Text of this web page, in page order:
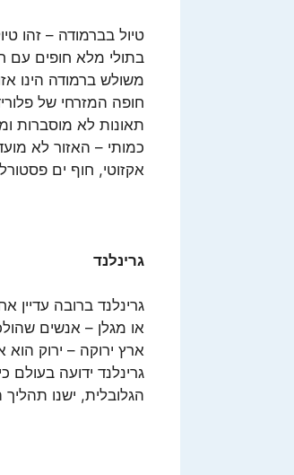
טיול בברמודה – זהו
בתולי מלא חופים עם
משולש ברמודה הינו
חופה המזרחי של
תאונות לא מוסברות
כמותי – האזור לא
אקזוטי, חוף ים
גרינלנד
גרינלנד ברובה עדיין
או מגלן – אנשים
ארץ ירוקה – ירוק
גרינלנד ידועה
הגלובלית, ישנו